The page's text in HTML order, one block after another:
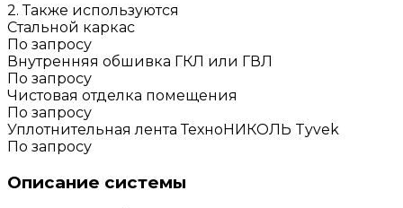
2. Также используются
Стальной каркас
По запросу
Внутренняя обшивка ГКЛ или ГВЛ
По запросу
Чистовая отделка помещения
По запросу
Уплотнительная лента ТехноНИКОЛЬ Tyvek
По запросу
Описание системы